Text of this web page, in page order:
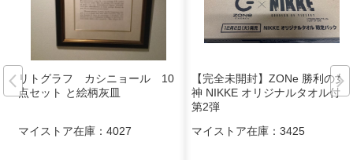
リトグラフ カシニョール 10
点セット と絵柄灰皿
マイストア在庫： 4027
【完全未開封】ZONe 勝利の女
神 NIKKE オリジナルタオル付き
第2弾
マイストア在庫： 3425